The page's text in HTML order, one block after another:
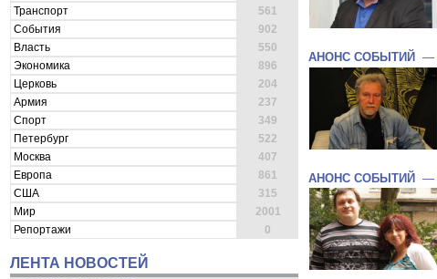
Транспорт
561
События
902
Власть
550
Экономика
896
Церковь
204
Армия
237
Спорт
349
Петербург
522
Москва
407
Европа
861
США
315
Мир
2001
Репортажи
0
ЛЕНТА НОВОСТЕЙ
АНОНС СОБЫТИЙ —
АНОНС СОБЫТИЙ —